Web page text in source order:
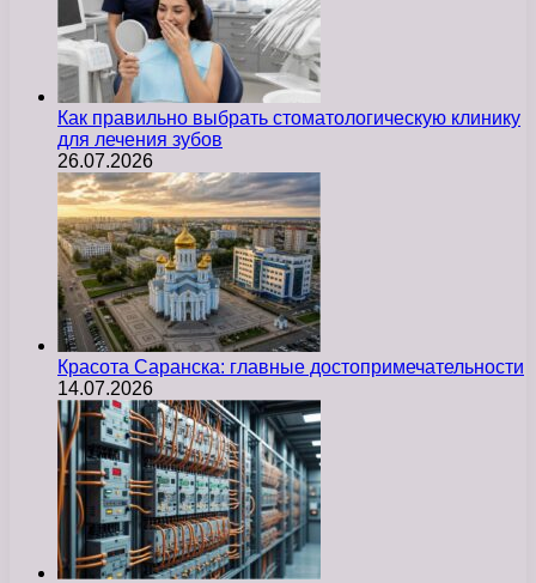
Как правильно выбрать стоматологическую клинику
для лечения зубов
26.07.2026
Красота Саранска: главные достопримечательности
14.07.2026